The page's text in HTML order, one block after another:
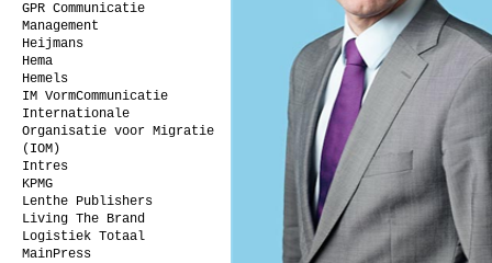
GPR Communicatie
Management
Heijmans
Hema
Hemels
IM VormCommunicatie
Internationale
Organisatie voor Migratie
(IOM)
Intres
KPMG
Lenthe Publishers
Living The Brand
Logistiek Totaal
MainPress